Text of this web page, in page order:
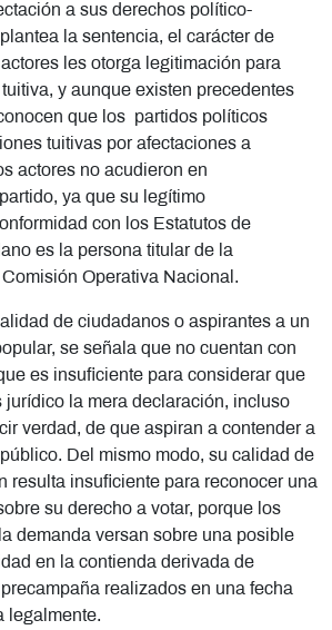
a sus derechos político-
la sentencia, el carácter de
les otorga legitimación para
y aunque existen precedentes
que los partidos políticos
tuitivas por afectaciones a
actores no acudieron en
ya que su legítimo
con los Estatutos de
es la persona titular de la
Operativa Nacional.
de ciudadanos o aspirantes a un
se señala que no cuentan con
es insuficiente para considerar que
jurídico la mera declaración, incluso
verdad, de que aspiran a contender a
Del mismo modo, su calidad de
resulta insuficiente para reconocer una
su derecho a votar, porque los
demanda versan sobre una posible
en la contienda derivada de
realizados en una fecha
legalmente.